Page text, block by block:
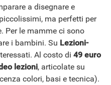
a disegnare e
ma perfetti per
Per le mamme ci sono
i bambini. Su Lezioni-
Al costo di 49 euro
lezioni, articolate su
colori, basi e tecnica).